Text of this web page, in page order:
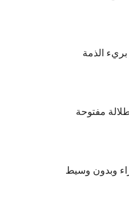
بريء الذمة
مفتوحة
وبدون وسيط